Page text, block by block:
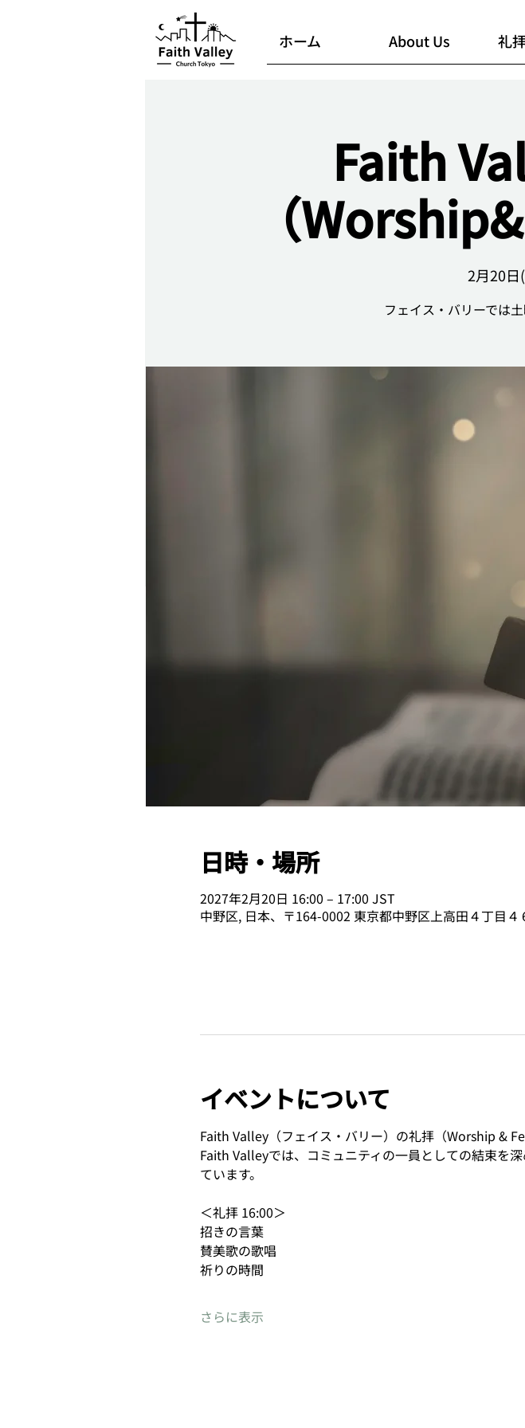
ホーム About Us 礼
Faith
（
2月20日
日時・場所
2027年2月20日 16:00 – 17:00 JST
中野区, 日本、〒164-0002 東京都中野区上高田４丁目４
イベントについて
Faith Valley（フェイス・バリー）の礼拝（Worship &
Faith Valleyでは、コミュニティの一員としての結束を
ています。
＜礼拝 16:00＞
招きの言葉
賛美歌の歌唱
祈りの時間
さらに表示